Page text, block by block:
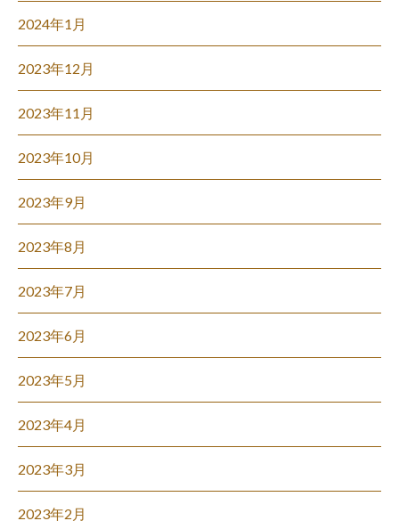
2024年1月
2023年12月
2023年11月
2023年10月
2023年9月
2023年8月
2023年7月
2023年6月
2023年5月
2023年4月
2023年3月
2023年2月